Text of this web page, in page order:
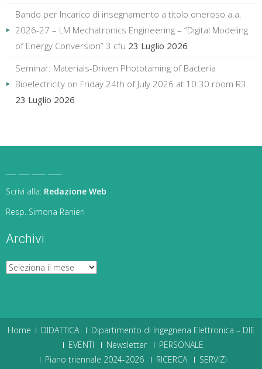
Bando per Incarico di insegnamento a titolo oneroso a.a.
2026-27 – LM Mechatronics Engineering – “Digital Modeling
of Energy Conversion” 3 cfu 23 Luglio 2026
Seminar: Materials-Driven Phototaming of Bacteria
Bioelectricity on Friday 24th of July 2026 at 10:30 room R3
23 Luglio 2026
Scrivi alla: Redazione Web
Resp. Simona Ranieri
Archivi
Archivi
Home DIDATTICA
Dipartimento di Ingegneria Elettronica – DIE
EVENTI
Newsletter
PERSONALE
Piano triennale 2024-2026
RICERCA
SERVIZI